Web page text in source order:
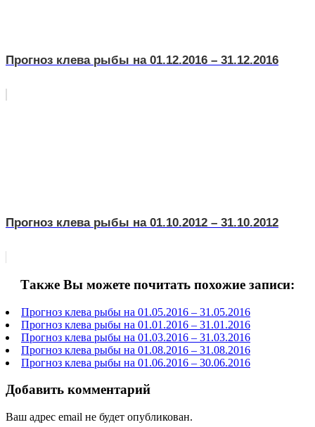
Прогноз клева рыбы на 01.12.2016 – 31.12.2016
Прогноз клева рыбы на 01.10.2012 – 31.10.2012
Также Вы можете почитать похожие записи:
Прогноз клева рыбы на 01.05.2016 – 31.05.2016
Прогноз клева рыбы на 01.01.2016 – 31.01.2016
Прогноз клева рыбы на 01.03.2016 – 31.03.2016
Прогноз клева рыбы на 01.08.2016 – 31.08.2016
Прогноз клева рыбы на 01.06.2016 – 30.06.2016
Добавить комментарий
Ваш адрес email не будет опубликован.